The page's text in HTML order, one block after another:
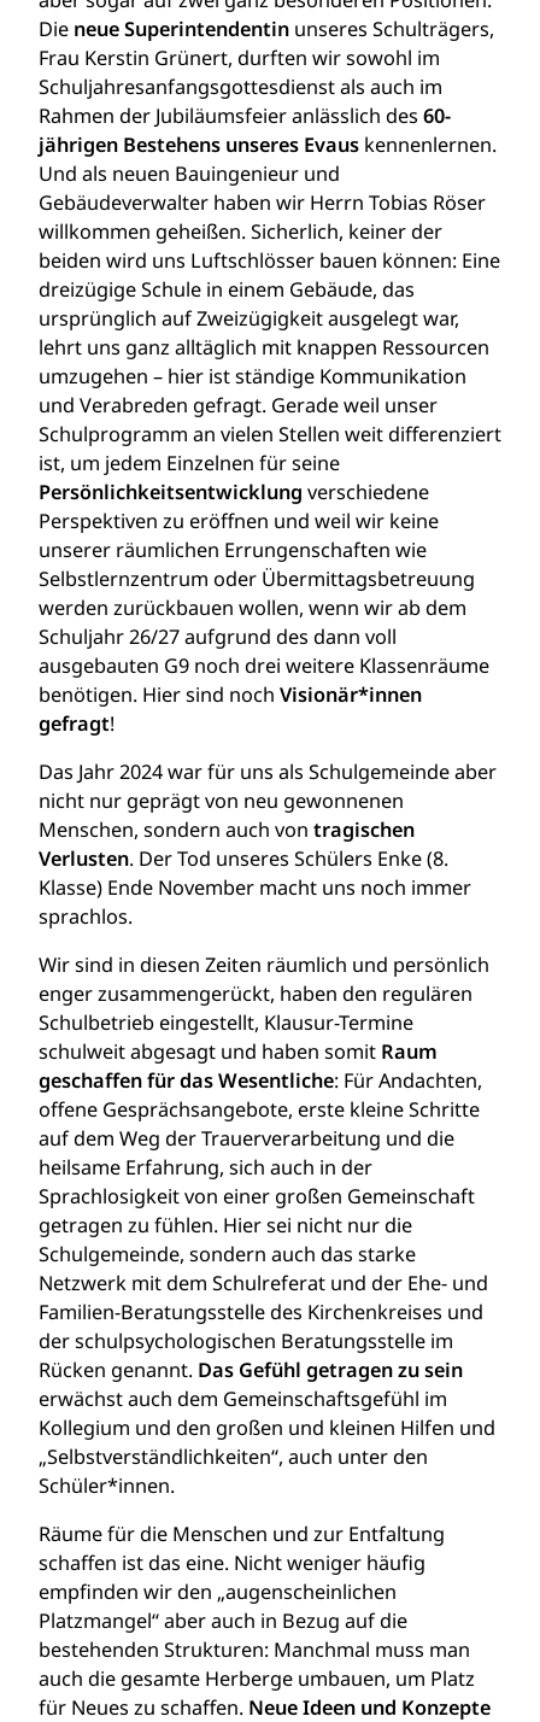
Die neue Superintendentin unseres Schulträgers,
Frau Kerstin Grünert, durften wir sowohl im
Schuljahresanfangsgottesdienst als auch im
Rahmen der Jubiläumsfeier anlässlich des 60-
jährigen Bestehens unseres Evaus kennenlernen.
Und als neuen Bauingenieur und
Gebäudeverwalter haben wir Herrn Tobias Röser
willkommen geheißen. Sicherlich, keiner der
beiden wird uns Luftschlösser bauen können: Eine
dreizügige Schule in einem Gebäude, das
ursprünglich auf Zweizügigkeit ausgelegt war,
lehrt uns ganz alltäglich mit knappen Ressourcen
umzugehen – hier ist ständige Kommunikation
und Verabreden gefragt. Gerade weil unser
Schulprogramm an vielen Stellen weit differenziert
ist, um jedem Einzelnen für seine
Persönlichkeitsentwicklung verschiedene
Perspektiven zu eröffnen und weil wir keine
unserer räumlichen Errungenschaften wie
Selbstlernzentrum oder Übermittagsbetreuung
werden zurückbauen wollen, wenn wir ab dem
Schuljahr 26/27 aufgrund des dann voll
ausgebauten G9 noch drei weitere Klassenräume
benötigen. Hier sind noch Visionär*innen
gefragt!
Das Jahr 2024 war für uns als Schulgemeinde aber
nicht nur geprägt von neu gewonnenen
Menschen, sondern auch von tragischen
Verlusten. Der Tod unseres Schülers Enke (8.
Klasse) Ende November macht uns noch immer
sprachlos.
Wir sind in diesen Zeiten räumlich und persönlich
enger zusammengerückt, haben den regulären
Schulbetrieb eingestellt, Klausur-Termine
schulweit abgesagt und haben somit Raum
geschaffen für das Wesentliche: Für Andachten,
offene Gesprächsangebote, erste kleine Schritte
auf dem Weg der Trauerverarbeitung und die
heilsame Erfahrung, sich auch in der
Sprachlosigkeit von einer großen Gemeinschaft
getragen zu fühlen. Hier sei nicht nur die
Schulgemeinde, sondern auch das starke
Netzwerk mit dem Schulreferat und der Ehe- und
Familien-Beratungsstelle des Kirchenkreises und
der schulpsychologischen Beratungsstelle im
Rücken genannt. Das Gefühl getragen zu sein
erwächst auch dem Gemeinschaftsgefühl im
Kollegium und den großen und kleinen Hilfen und
„Selbstverständlichkeiten“, auch unter den
Schüler*innen.
Räume für die Menschen und zur Entfaltung
schaffen ist das eine. Nicht weniger häufig
empfinden wir den „augenscheinlichen
Platzmangel“ aber auch in Bezug auf die
bestehenden Strukturen: Manchmal muss man
auch die gesamte Herberge umbauen, um Platz
für Neues zu schaffen. Neue Ideen und Konzepte